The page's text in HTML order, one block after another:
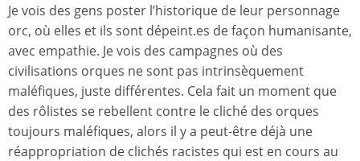
Je vois des gens poster l’historique de leur personnage
orc, où elles et ils sont dépeint.es de façon humanisante,
avec empathie. Je vois des campagnes où des
civilisations orques ne sont pas intrinsèquement
maléfiques, juste différentes. Cela fait un moment que
des rôlistes se rebellent contre le cliché des orques
toujours maléfiques, alors il y a peut-être déjà une
réappropriation de clichés racistes qui est en cours au